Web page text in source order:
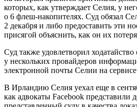
которых, как утверждает Селия, у
о 6 флеш-накопителях. Суд обязал
2 декабря и либо предоставить эти
присягой объяснить, как он их
Суд также удовлетворил ходатайство
у нескольких провайдеров
электронной почты Селии на
В Ирландию Селия уехал еще в
как адвокаты Facebook представили